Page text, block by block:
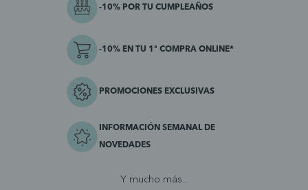
-10% POR TU CUMPLEAÑOS
-10% EN TU 1ª COMPRA ONLINE*
PROMOCIONES EXCLUSIVAS
INFORMACIÓN SEMANAL DE
NOVEDADES
Y mucho más...